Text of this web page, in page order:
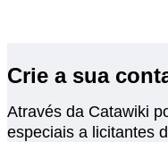
Crie a sua
Através da Catawiki
especiais a licitantes